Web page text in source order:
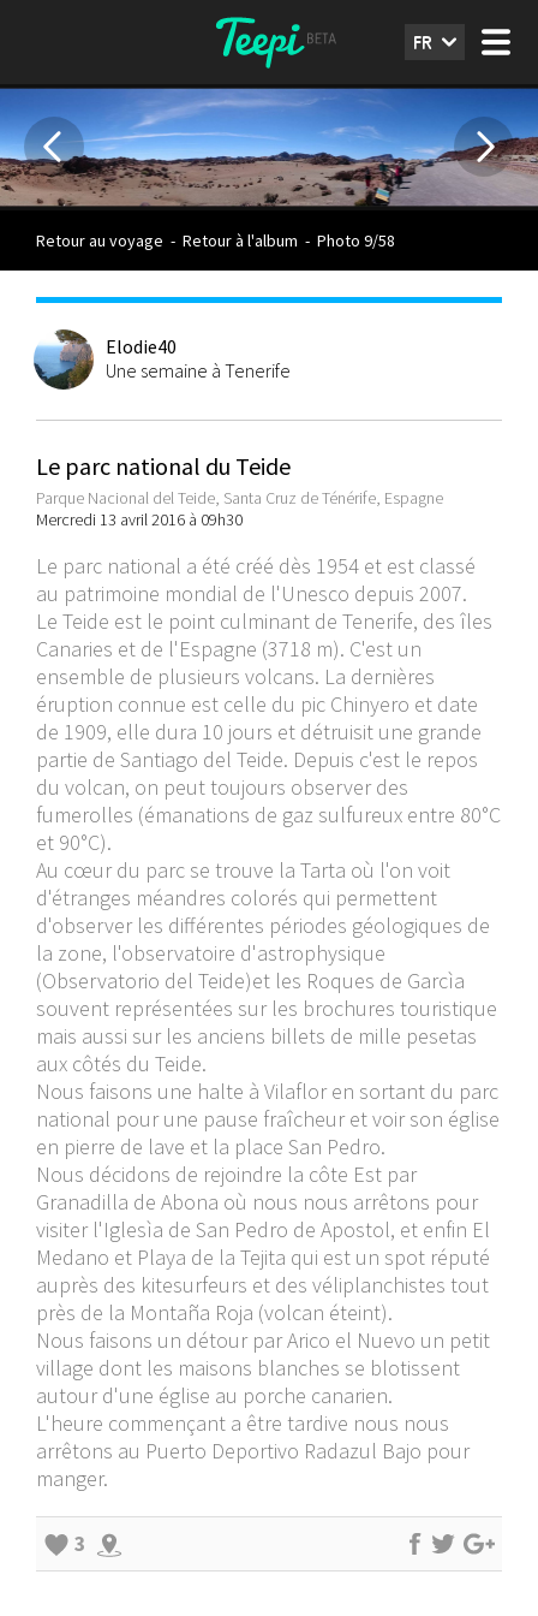
FR
Retour au voyage - Retour à l'album - Photo 9/58
Elodie40
Une semaine à Tenerife
Le parc national du Teide
Parque Nacional del Teide, Santa Cruz de Ténérife, Espagne
Mercredi 13 avril 2016 à 09h30
Le parc national a été créé dès 1954 et est classé
au patrimoine mondial de l'Unesco depuis 2007.
Le Teide est le point culminant de Tenerife, des îles
Canaries et de l'Espagne (3718 m). C'est un
ensemble de plusieurs volcans. La dernières
éruption connue est celle du pic Chinyero et date
de 1909, elle dura 10 jours et détruisit une grande
partie de Santiago del Teide. Depuis c'est le repos
du volcan, on peut toujours observer des
fumerolles (émanations de gaz sulfureux entre 80°C
et 90°C).
Au cœur du parc se trouve la Tarta où l'on voit
d'étranges méandres colorés qui permettent
d'observer les différentes périodes géologiques de
la zone, l'observatoire d'astrophysique
(Observatorio del Teide)et les Roques de Garcìa
souvent représentées sur les brochures touristique
mais aussi sur les anciens billets de mille pesetas
aux côtés du Teide.
Nous faisons une halte à Vilaflor en sortant du parc
national pour une pause fraîcheur et voir son église
en pierre de lave et la place San Pedro.
Nous décidons de rejoindre la côte Est par
Granadilla de Abona où nous nous arrêtons pour
visiter l'Iglesìa de San Pedro de Apostol, et enfin El
Medano et Playa de la Tejita qui est un spot réputé
auprès des kitesurfeurs et des véliplanchistes tout
près de la Montaña Roja (volcan éteint).
Nous faisons un détour par Arico el Nuevo un petit
village dont les maisons blanches se blotissent
autour d'une église au porche canarien.
L'heure commençant a être tardive nous nous
arrêtons au Puerto Deportivo Radazul Bajo pour
manger.
3